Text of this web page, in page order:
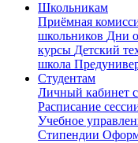
Школьникам
Приёмная
школьников Дни
курсы Детский
школа
Студентам
Личный кабинет
Расписание
Учебное
Стипендии